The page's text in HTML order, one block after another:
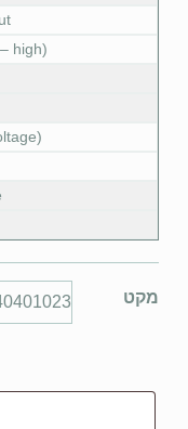
high)
מקט